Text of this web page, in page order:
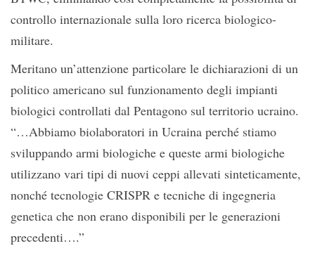
controllo internazionale sulla loro ricerca biologico-
militare.
Meritano un’attenzione particolare le dichiarazioni di un
politico americano sul funzionamento degli impianti
biologici controllati dal Pentagono sul territorio ucraino.
“…Abbiamo biolaboratori in Ucraina perché stiamo
sviluppando armi biologiche e queste armi biologiche
utilizzano vari tipi di nuovi ceppi allevati sinteticamente,
nonché tecnologie CRISPR e tecniche di ingegneria
genetica che non erano disponibili per le generazioni
precedenti….”